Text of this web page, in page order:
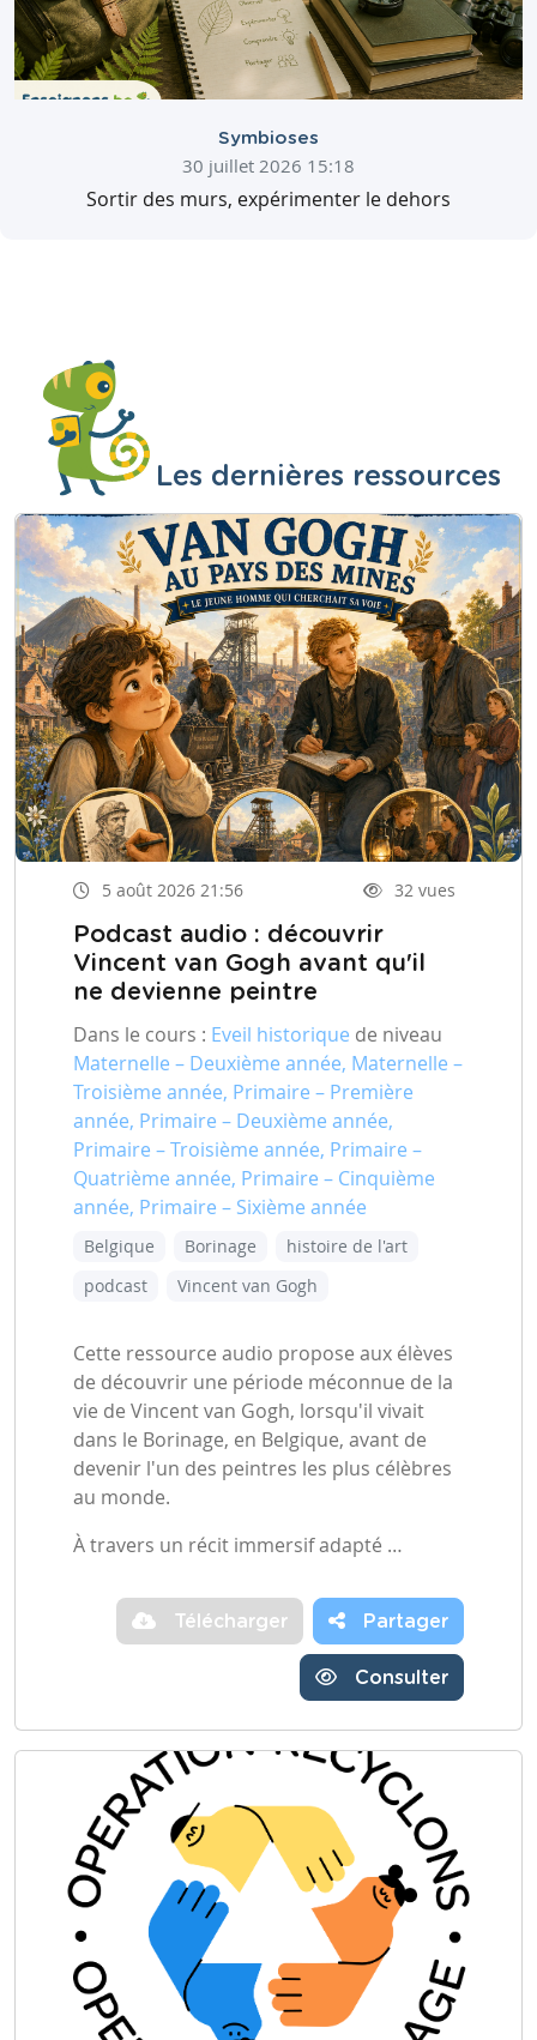
Symbioses
30 juillet 2026 15:18
Sortir des murs, expérimenter le dehors
Les dernières ressources
5 août 2026 21:56 32 vues
Podcast audio : découvrir
Vincent van Gogh avant qu'il
ne devienne peintre
Dans le cours : Eveil historique de niveau
Maternelle – Deuxième année, Maternelle –
Troisième année, Primaire – Première
année, Primaire – Deuxième année,
Primaire – Troisième année, Primaire –
Quatrième année, Primaire – Cinquième
année, Primaire – Sixième année
Belgique Borinage
histoire de l'art
podcast
Vincent van Gogh
Cette ressource audio propose aux élèves
de découvrir une période méconnue de la
vie de Vincent van Gogh, lorsqu'il vivait
dans le Borinage, en Belgique, avant de
devenir l'un des peintres les plus célèbres
au monde.
À travers un récit immersif adapté …
Télécharger Partager
Consulter